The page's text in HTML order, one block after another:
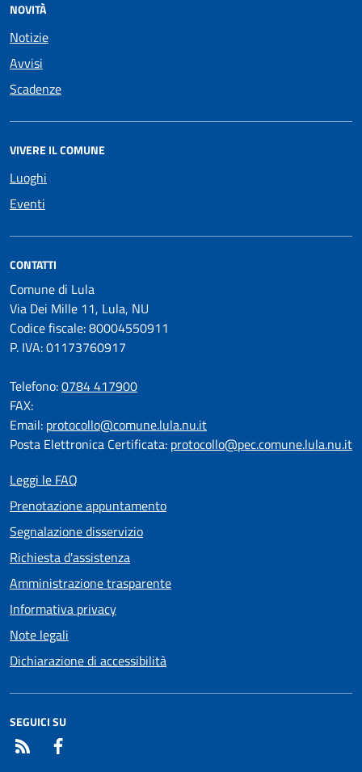
NOVITÀ
Notizie
Avvisi
Scadenze
VIVERE IL COMUNE
Luoghi
Eventi
CONTATTI
Comune di Lula
Via Dei Mille 11, Lula, NU
Codice fiscale: 80004550911
P. IVA: 01173760917
Telefono:0784 417900
FAX:
Email: protocollo@comune.lula.nu.it
Posta Elettronica Certificata: protocollo@pec.comune.lula.nu.it
Leggi le FAQ
Prenotazione appuntamento
Segnalazione disservizio
Richiesta d'assistenza
Amministrazione trasparente
Informativa privacy
Note legali
Dichiarazione di accessibilità
SEGUICI SU
RSS